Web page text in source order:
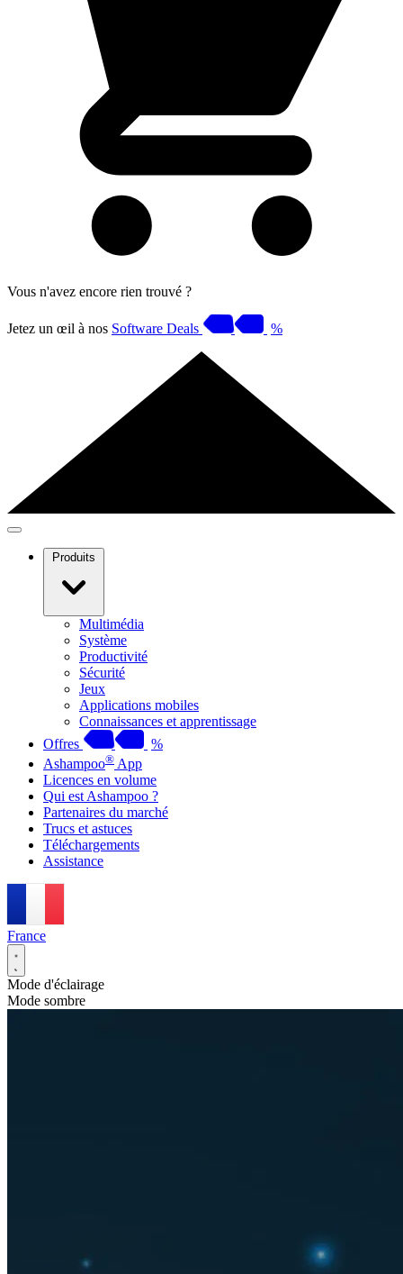
Vous n'avez encore rien trouvé ?
Jetez un œil à nos Software Deals %
Produits
Multimédia
Système
Productivité
Sécurité
Jeux
Applications mobiles
Connaissances et apprentissage
Offres
%
Ashampoo® App
Licences en volume
Qui est Ashampoo ?
Partenaires du marché
Trucs et astuces
Téléchargements
Assistance
France
Mode d'éclairage
Mode sombre